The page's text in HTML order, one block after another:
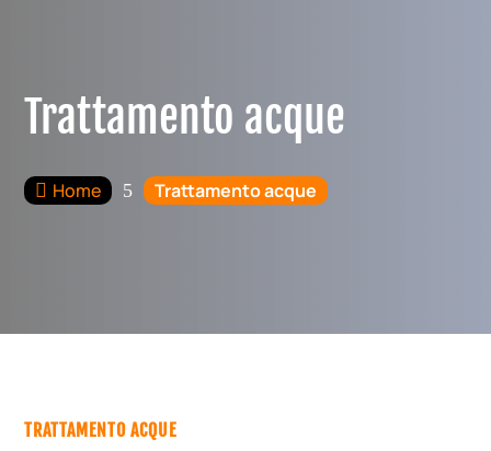
Trattamento acque
 Home 5 Trattamento acque
TRATTAMENTO ACQUE